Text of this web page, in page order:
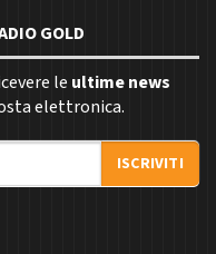
GOLD
le ultime news
elettronica.
ISCRIVITI